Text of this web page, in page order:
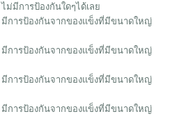
ม่มีการป้องกันใดๆได้เลย
มีการป้องกันจากของแข็งที่มีขนาดใหญ่
มีการป้องกันจากของแข็งที่มีขนาดใหญ่
มีการป้องกันจากของแข็งที่มีขนาดใหญ่
มีการป้องกันจากของแข็งที่มีขนาดใหญ่